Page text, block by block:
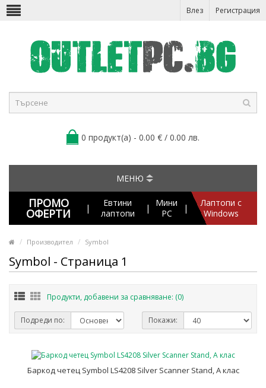
Влез Регистрация
0 продукт(а) - 0.00 € / 0.00 лв.
МЕНЮ
ПРОМО
ОФЕРТИ |
Евтини
лаптопи
|
Мини
PC
|
Лаптопи с
Windows
Производител Symbol
Symbol - Страница 1
Продукти, добавени за сравняване: (0)
Подреди по: Покажи:
Баркод четец Symbol LS4208 Silver Scanner Stand, А клас